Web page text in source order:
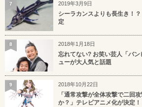
2019年3月9日
シーラカンスよりも長生き！
定
7
2018年1月18日
忘れてない? お笑い芸人「バ
ューが大人気と話題
8
2018年10月22日
「通常攻撃が全体攻撃で二回
か？」テレビアニメ化が決定！
9